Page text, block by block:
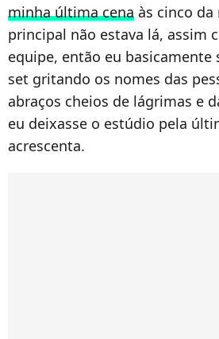
minha última cena às cinco da
principal não estava lá, assim
equipe, então eu basicamente
set gritando os nomes das
abraços cheios de lágrimas e
eu deixasse o estúdio pela
acrescenta.